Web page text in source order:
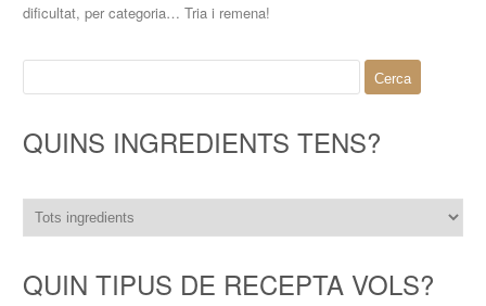
dificultat, per categoria… Tria i remena!
QUINS INGREDIENTS TENS?
QUIN TIPUS DE RECEPTA VOLS?